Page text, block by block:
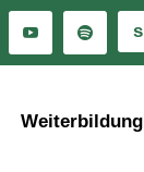
Weiterbildung